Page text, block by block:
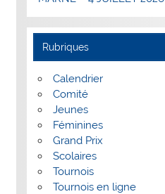
Rubriques
Calendrier
Comité
Jeunes
Féminines
Grand Prix
Scolaires
Tournois
Tournois en ligne